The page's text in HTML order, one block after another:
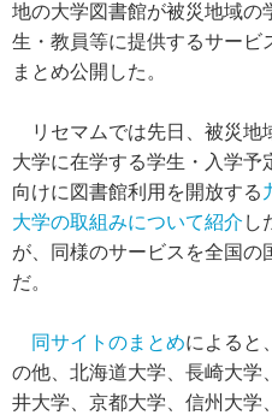
地の大学図書館が被災地域の
生・教員等に提供するサービ
まとめ公開した。
リセマムでは先日、被災地
大学に在学する学生・入学予
向けに図書館利用を開放する
大学の取組みについて紹介 し
が、同様のサービスを全国の
だ。
同サイトのまとめによると
の他、北海道大学、長崎大学
井大学、京都大学、信州大学